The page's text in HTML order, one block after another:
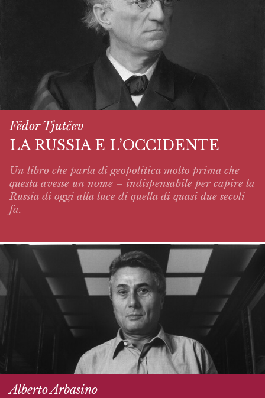
Fëdor Tjutčev
LA RUSSIA E L’OCCIDENTE
Un libro che parla di geopolitica molto prima che
questa avesse un nome – indispensabile per capire la
Russia di oggi alla luce di quella di quasi due secoli
fa.
Alberto Arbasino